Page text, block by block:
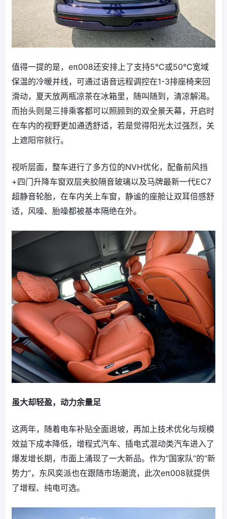
值得一提的是，eπ008还安排上了支持5℃或50℃宽域
保温的冷暖并线，可通过语音远程调控在1-3排座椅来回
滑动，夏天放两瓶凉茶在冰箱里，随叫随到，清凉解渴。
而抬头则是三排乘客都可以照顾到的双全景天幕，开启时
在车内的视野更加通透舒适，若是觉得阳光太过强烈，关
上遮阳帘就行。
视听层面，整车进行了多方位的NVH优化，配备前风挡
+四门升降车窗双层夹胶隔音玻璃以及马牌最新一代EC7
超静音轮胎，在车内关上车窗，静谧的座舱让双耳倍感舒
适，风噪、胎噪都被基本隔绝在外。
虽大却轻盈，动力余量足
这两年，随着电车补贴全面退坡，再加上技术优化与规模
效益下成本降低，增程式汽车、插电式混动类汽车进入了
爆发增长期，市面上涌现了一大新品。作为“国家队”的“新
势力”，东风奕派也在跟随市场潮流，此次eπ008就提供
了增程、纯电可选。